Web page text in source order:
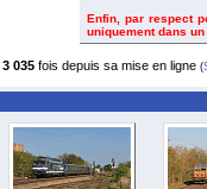
Enfin, par respect
uniquement dans un
3 035fois depuis sa mise en ligne (